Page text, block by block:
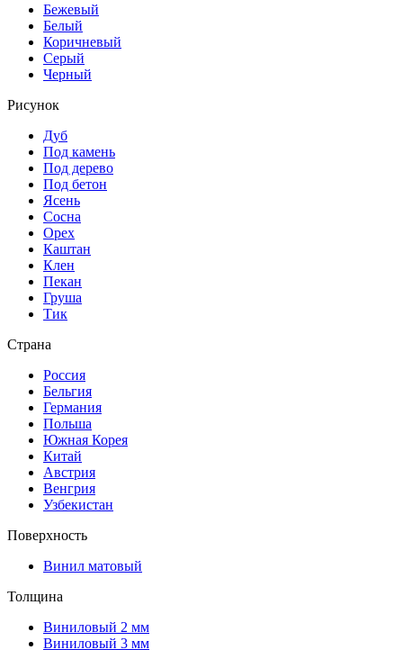
Бежевый
Белый
Коричневый
Серый
Черный
Рисунок
Дуб
Под камень
Под дерево
Под бетон
Ясень
Сосна
Орех
Каштан
Клен
Пекан
Груша
Тик
Страна
Россия
Бельгия
Германия
Польша
Южная Корея
Китай
Австрия
Венгрия
Узбекистан
Поверхность
Винил матовый
Толщина
Виниловый 2 мм
Виниловый 3 мм